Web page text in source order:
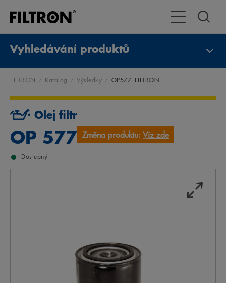
Přepnout
Vyhledávání produktů
FILTRON Katalog Výsledky OP577_FILTRON
Olej filtr
OP 577 Změna produktu: Viz zde
Dostupný